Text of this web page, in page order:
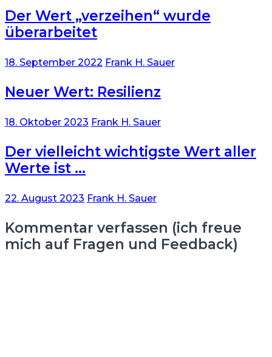
Der Wert „verzeihen“ wurde
überarbeitet
18. September 2022 Frank H. Sauer
Neuer Wert: Resilienz
18. Oktober 2023 Frank H. Sauer
Der vielleicht wichtigste Wert aller
Werte ist …
22. August 2023 Frank H. Sauer
Kommentar verfassen (ich freue
mich auf Fragen und Feedback)